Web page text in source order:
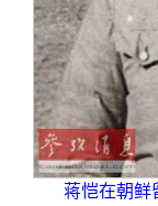
蒋恺在朝鲜